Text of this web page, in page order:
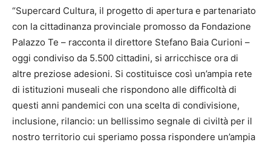
“Supercard Cultura, il progetto di apertura e partenariato
con la cittadinanza provinciale promosso da Fondazione
Palazzo Te – racconta il direttore Stefano Baia Curioni –
oggi condiviso da 5.500 cittadini, si arricchisce ora di
altre preziose adesioni. Si costituisce così un’ampia rete
di istituzioni museali che rispondono alle difficoltà di
questi anni pandemici con una scelta di condivisione,
inclusione, rilancio: un bellissimo segnale di civiltà per il
nostro territorio cui speriamo possa rispondere un’ampia